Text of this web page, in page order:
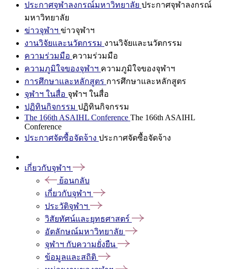
ประกาศจุฬาลงกรณ์มหาวิทยาลัย ประกาศจุฬาลงกรณ์
มหาวิทยาลัย
ข่าวจุฬาฯ ข่าวจุฬาฯ
งานวิจัยและนวัตกรรม งานวิจัยและนวัตกรรม
ความร่วมมือ ความร่วมมือ
ความภูมิใจของจุฬาฯ ความภูมิใจของจุฬาฯ
การศึกษาและหลักสูตร การศึกษาและหลักสูตร
จุฬาฯ ในสื่อ จุฬาฯ ในสื่อ
ปฏิทินกิจกรรม ปฏิทินกิจกรรม
The 166th ASAIHL Conference The 166th ASAIHL
Conference
ประกาศจัดซื้อจัดจ้าง ประกาศจัดซื้อจัดจ้าง
เกี่ยวกับจุฬาฯ
ย้อนกลับ
เกี่ยวกับจุฬาฯ
ประวัติจุฬาฯ
วิสัยทัศน์และยุทธศาสตร์
อัตลักษณ์มหาวิทยาลัย
จุฬาฯ กับความยั่งยืน
ข้อมูลและสถิติ